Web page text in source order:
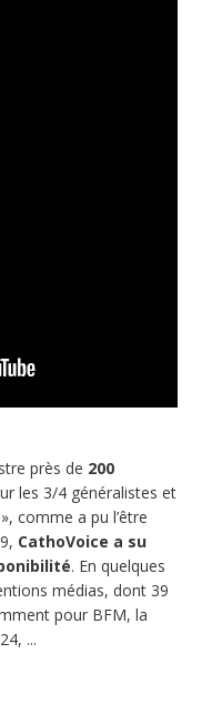
près de 200
les 3/4 généralistes et
comme a pu l’être
CathoVoice a su
. En quelques
médias, dont 39
pour BFM, la
...